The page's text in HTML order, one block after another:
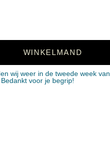
WINKELMAND
wij weer in de tweede week van
voor je begrip!